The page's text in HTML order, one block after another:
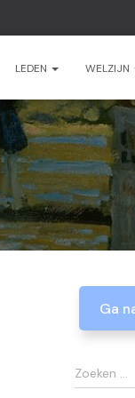
LEDEN WELZIJN
Ga
Z
o
Zoeken …